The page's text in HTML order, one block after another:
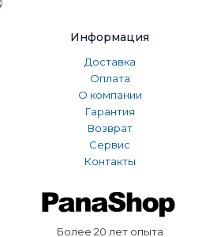
Информация
Доставка
Оплата
О компании
Гарантия
Возврат
Сервис
Контакты
Более 20 лет опыта